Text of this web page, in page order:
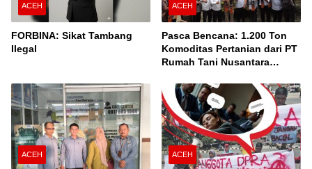
ACEH
FORBINA: Sikat Tambang
Ilegal
ACEH
Pasca Bencana: 1.200 Ton
Komoditas Pertanian dari PT
Rumah Tani Nusantara
Pasar Nasional
ACEH ACEH